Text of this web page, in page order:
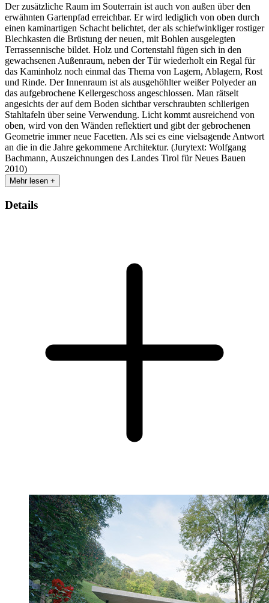
Der zusätzliche Raum im Souterrain ist auch von außen über den
erwähnten Gartenpfad erreichbar. Er wird lediglich von oben durch
einen kaminartigen Schacht belichtet, der als schiefwinkliger rostiger
Blechkasten die Brüstung der neuen, mit Bohlen ausgelegten
Terrassennische bildet. Holz und Cortenstahl fügen sich in den
gewachsenen Außenraum, neben der Tür wiederholt ein Regal für
das Kaminholz noch einmal das Thema von Lagern, Ablagern, Rost
und Rinde. Der Innenraum ist als ausgehöhlter weißer Polyeder an
das aufgebrochene Kellergeschoss angeschlossen. Man rätselt
angesichts der auf dem Boden sichtbar verschraubten schlierigen
Stahltafeln über seine Verwendung. Licht kommt ausreichend von
oben, wird von den Wänden reflektiert und gibt der gebrochenen
Geometrie immer neue Facetten. Als sei es eine vielsagende Antwort
an die in die Jahre gekommene Architektur. (Jurytext: Wolfgang
Bachmann, Auszeichnungen des Landes Tirol für Neues Bauen
2010)
Mehr lesen +
Details